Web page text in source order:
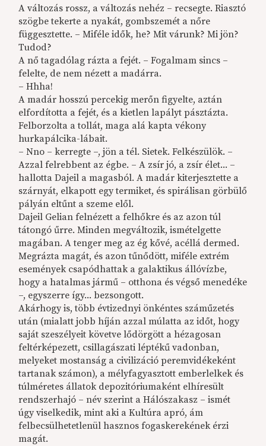
A változás rossz, a változás nehéz – recsegte. Riasztó
szögbe tekerte a nyakát, gombszemét a nőre
függesztette. – Miféle idők, he? Mit várunk? Mi jön?
Tudod?
A nő tagadólag rázta a fejét. – Fogalmam sincs –
felelte, de nem nézett a madárra.
– Hhha!
A madár hosszú percekig merőn figyelte, aztán
elfordította a fejét, és a kietlen lapályt pásztázta.
Felborzolta a tollát, maga alá kapta vékony
hurkapálcika-lábait.
– Nno – kerregte –, jön a tél. Sietek. Felkészülök. –
Azzal felrebbent az égbe. – A zsír jó, a zsír élet... –
hallotta Dajeil a magasból. A madár kiterjesztette a
szárnyát, elkapott egy termiket, és spirálisan görbülő
pályán eltűnt a szeme elől.
Dajeil Gelian felnézett a felhőkre és az azon túl
tátongó űrre. Minden megváltozik, ismételgette
magában. A tenger meg az ég kővé, acéllá dermed.
Megrázta magát, és azon tűnődött, miféle extrém
események csapódhattak a galaktikus állóvízbe,
hogy a hatalmas jármű – otthona és végső menedéke
–, egyszerre így... bezsongott.
Akárhogy is, több évtizednyi önkéntes száműzetés
után (mialatt jobb híján azzal múlatta az időt, hogy
saját szeszélyeit követve lődörgött a hézagosan
feltérképezett, csillagászati léptékű vadonban,
melyeket mostanság a civilizáció peremvidékeként
tartanak számon), a mélyfagyasztott emberlelkek és
túlméretes állatok depozitóriumaként elhíresült
rendszerhajó – név szerint a Hálószakasz – ismét
úgy viselkedik, mint aki a Kultúra apró, ám
felbecsülhetetlenül hasznos fogaskerekének érzi
magát.